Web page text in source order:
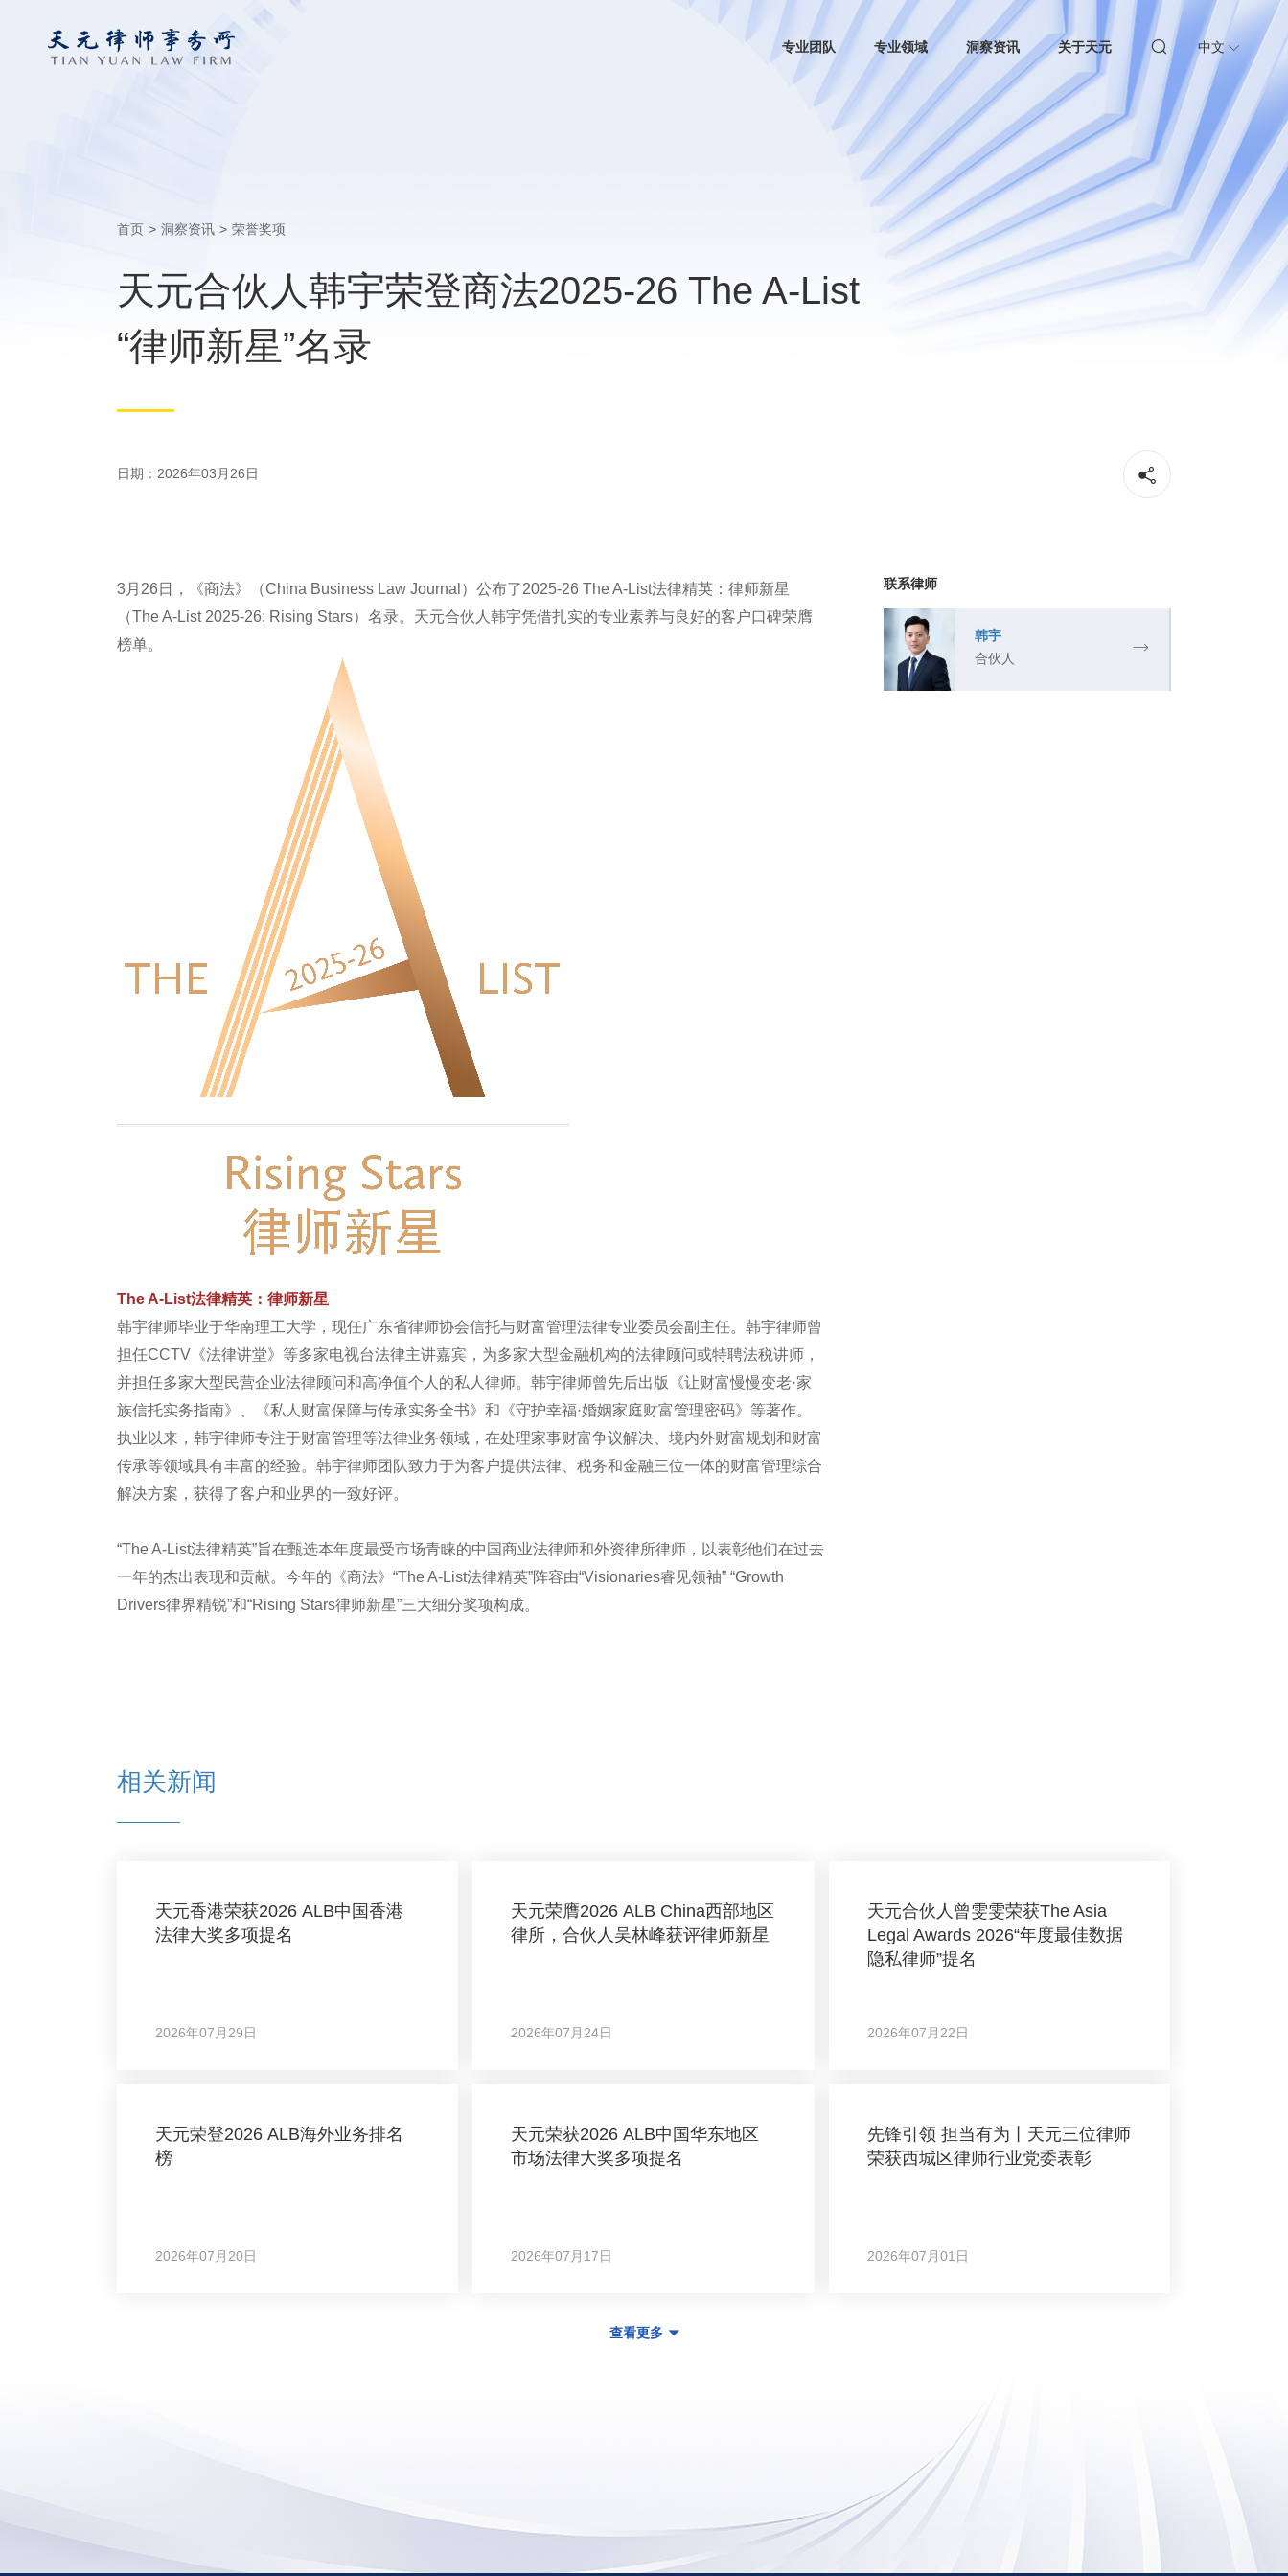
专业团队 专业领域 洞察资讯 关于天元 中文
首页 > 洞察资讯 > 荣誉奖项
天元合伙人韩宇荣登商法2025-26 The A-List
“律师新星”名录
日期：2026年03月26日
3月26日，《商法》（China Business Law Journal）公布了2025-26 The A-List法律精英：律师新星
（The A-List 2025-26: Rising Stars）名录。天元合伙人韩宇凭借扎实的专业素养与良好的客户口碑荣膺
榜单。
The A-List法律精英：律师新星
韩宇律师毕业于华南理工大学，现任广东省律师协会信托与财富管理法律专业委员会副主任。韩宇律师曾
担任CCTV《法律讲堂》等多家电视台法律主讲嘉宾，为多家大型金融机构的法律顾问或特聘法税讲师，
并担任多家大型民营企业法律顾问和高净值个人的私人律师。韩宇律师曾先后出版《让财富慢慢变老·家
族信托实务指南》、《私人财富保障与传承实务全书》和《守护幸福·婚姻家庭财富管理密码》等著作。
执业以来，韩宇律师专注于财富管理等法律业务领域，在处理家事财富争议解决、境内外财富规划和财富
传承等领域具有丰富的经验。韩宇律师团队致力于为客户提供法律、税务和金融三位一体的财富管理综合
解决方案，获得了客户和业界的一致好评。
“The A-List法律精英”旨在甄选本年度最受市场青睐的中国商业法律师和外资律所律师，以表彰他们在过去
一年的杰出表现和贡献。今年的《商法》“The A-List法律精英”阵容由“Visionaries睿见领袖” “Growth
Drivers律界精锐”和“Rising Stars律师新星”三大细分奖项构成。
联系律师
韩宇
合伙人
相关新闻
天元香港荣获2026 ALB中国香港
法律大奖多项提名
2026年07月29日
天元荣膺2026 ALB China西部地区
律所，合伙人吴林峰获评律师新星
2026年07月24日
天元合伙人曾雯雯荣获The Asia
Legal Awards 2026“年度最佳数据
隐私律师”提名
2026年07月22日
天元荣登2026 ALB海外业务排名
榜
2026年07月20日
天元荣获2026 ALB中国华东地区
市场法律大奖多项提名
2026年07月17日
先锋引领 担当有为丨天元三位律师
荣获西城区律师行业党委表彰
2026年07月01日
查看更多